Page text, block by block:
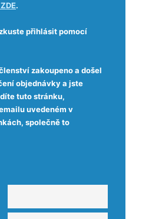
.
přihlásit pomocí
zakoupeno a došel
objednávky a jste
tuto stránku,
uvedeném v
společně to